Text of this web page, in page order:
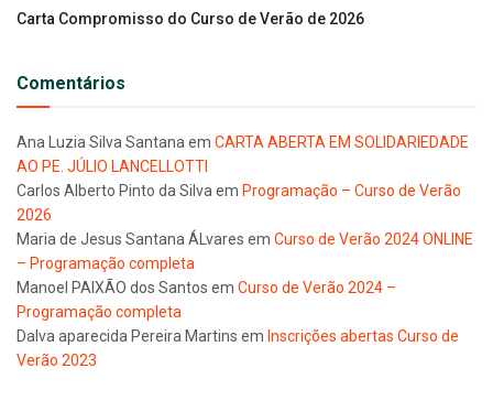
Carta Compromisso do Curso de Verão de 2026
Comentários
Ana Luzia Silva Santana em CARTA ABERTA EM SOLIDARIEDADE
AO PE. JÚLIO LANCELLOTTI
Carlos Alberto Pinto da Silva em Programação – Curso de Verão
2026
Maria de Jesus Santana ÁLvares em Curso de Verão 2024 ONLINE
– Programação completa
Manoel PAIXÃO dos Santos em Curso de Verão 2024 –
Programação completa
Dalva aparecida Pereira Martins em Inscrições abertas Curso de
Verão 2023